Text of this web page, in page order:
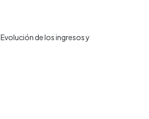
Evolución de los ingresos y